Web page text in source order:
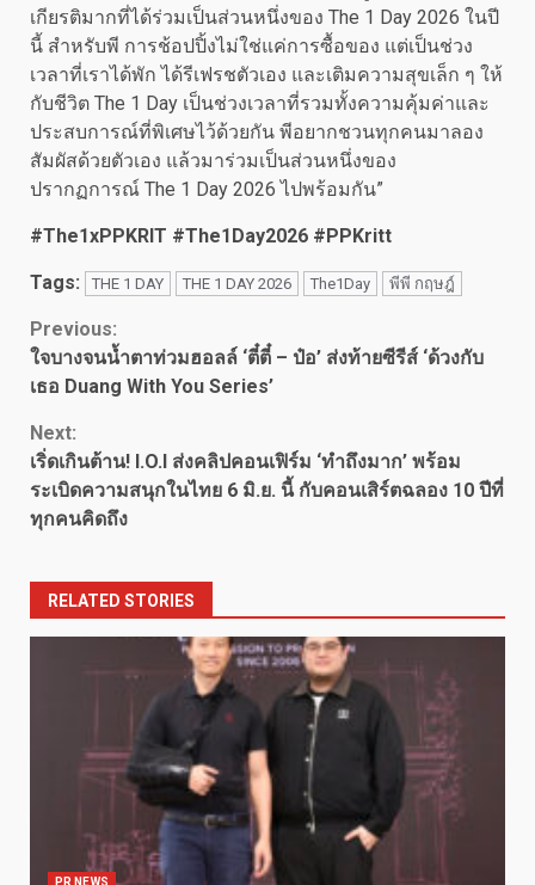
เกียรติมากที่ได้ร่วมเป็นส่วนหนึ่งของ The 1 Day 2026 ในปี
นี้ สำหรับพี การช้อปปิ้งไม่ใช่แค่การซื้อของ แต่เป็นช่วง
เวลาที่เราได้พัก ได้รีเฟรชตัวเอง และเติมความสุขเล็ก ๆ ให้
กับชีวิต The 1 Day เป็นช่วงเวลาที่รวมทั้งความคุ้มค่าและ
ประสบการณ์ที่พิเศษไว้ด้วยกัน พีอยากชวนทุกคนมาลอง
สัมผัสด้วยตัวเอง แล้วมาร่วมเป็นส่วนหนึ่งของ
ปรากฏการณ์ The 1 Day 2026 ไปพร้อมกัน”
#The1xPPKRIT #The1Day2026 #PPKritt
Tags: THE 1 DAY THE 1 DAY 2026 The1Day พีพี กฤษฎ์
Continue
Reading
Previous:
ใจบางจนน้ำตาท่วมฮอลล์ ‘ตี๋ตี๋ – ป๋อ’ ส่งท้ายซีรีส์ ‘ด้วงกับ
เธอ Duang With You Series’
Next:
เริ่ดเกินต้าน! I.O.I ส่งคลิปคอนเฟิร์ม ‘ทำถึงมาก’ พร้อม
ระเบิดความสนุกในไทย 6 มิ.ย. นี้ กับคอนเสิร์ตฉลอง 10 ปีที่
ทุกคนคิดถึง
RELATED STORIES
PR NEWS